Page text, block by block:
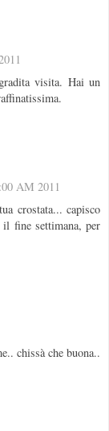
visita. Hai un
AM 2011
crostata... capisco
fine settimana, per
chissà che buona..